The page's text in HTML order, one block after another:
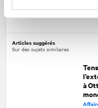
Partagez
Articles suggérés
Sur des sujets similaires
à